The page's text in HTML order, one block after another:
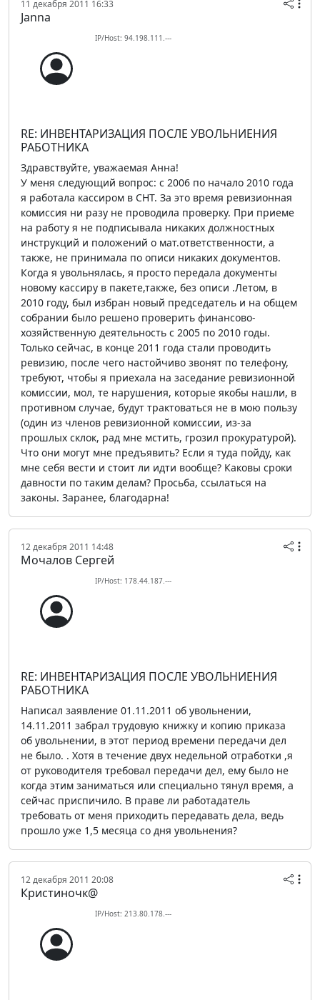
11 декабря 2011 16:33
Janna
IP/Host: 94.198.111.---
RE: ИНВЕНТАРИЗАЦИЯ ПОСЛЕ УВОЛЬНИЕНИЯ
РАБОТНИКА
Здравствуйте, уважаемая Анна!
У меня следующий вопрос: с 2006 по начало 2010 года
я работала кассиром в СНТ. За это время ревизионная
комиссия ни разу не проводила проверку. При приеме
на работу я не подписывала никаких должностных
инструкций и положений о мат.ответственности, а
также, не принимала по описи никаких документов.
Когда я увольнялась, я просто передала документы
новому кассиру в пакете,также, без описи .Летом, в
2010 году, был избран новый председатель и на общем
собрании было решено проверить финансово-
хозяйственную деятельность с 2005 по 2010 годы.
Только сейчас, в конце 2011 года стали проводить
ревизию, после чего настойчиво звонят по телефону,
требуют, чтобы я приехала на заседание ревизионной
комиссии, мол, те нарушения, которые якобы нашли, в
противном случае, будут трактоваться не в мою пользу
(один из членов ревизионной комиссии, из-за
прошлых склок, рад мне мстить, грозил прокуратурой).
Что они могут мне предъявить? Если я туда пойду, как
мне себя вести и стоит ли идти вообще? Каковы сроки
давности по таким делам? Просьба, ссылаться на
законы. Заранее, благодарна!
12 декабря 2011 14:48
Мочалов Сергей
IP/Host: 178.44.187.---
RE: ИНВЕНТАРИЗАЦИЯ ПОСЛЕ УВОЛЬНИЕНИЯ
РАБОТНИКА
Написал заявление 01.11.2011 об увольнении,
14.11.2011 забрал трудовую книжку и копию приказа
об увольнении, в этот период времени передачи дел
не было. . Хотя в течение двух недельной отработки ,я
от руководителя требовал передачи дел, ему было не
когда этим заниматься или специально тянул время, а
сейчас приспичило. В праве ли работадатель
требовать от меня приходить передавать дела, ведь
прошло уже 1,5 месяца со дня увольнения?
12 декабря 2011 20:08
Кристиночк@
IP/Host: 213.80.178.---